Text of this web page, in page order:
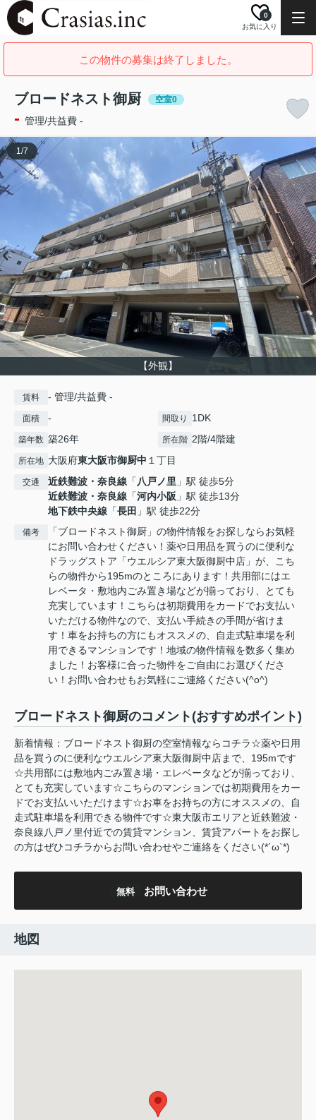
お気に入り
0
この物件の募集は終了しました。
ブロードネスト御厨 空室0
- 管理/共益費 -
【外観】
1/7
賃料 - 管理/共益費 -
面積 - 間取り 1DK
築年数 築26年 所在階 2階/4階建
所在地 大阪府東大阪市御厨中 １丁目
交通 近鉄難波・奈良線 「八戸ノ里 」駅 徒歩5分
近鉄難波・奈良線 「河内小阪 」駅 徒歩13分
地下鉄中央線 「長田 」駅 徒歩22分
備考
「ブロードネスト御厨」の物件情報をお探しならお気軽
にお問い合わせください！薬や日用品を買うのに便利な
ドラッグストア「ウエルシア東大阪御厨中店」が、こち
らの物件から195mのところにあります！共用部にはエ
レベータ・敷地内ごみ置き場などが揃っており、とても
充実しています！こちらは初期費用をカードでお支払い
いただける物件なので、支払い手続きの手間が省けま
す！車をお持ちの方にもオススメの、自走式駐車場を利
用できるマンションです！地域の物件情報を数多く集め
ました！お客様に合った物件をご自由にお選びくださ
い！お問い合わせもお気軽にご連絡ください(^o^)
ブロードネスト御厨のコメント(おすすめポイント)
新着情報：ブロードネスト御厨の空室情報ならコチラ☆薬や日用
品を買うのに便利なウエルシア東大阪御厨中店まで、195mです
☆共用部には敷地内ごみ置き場・エレベータなどが揃っており、
とても充実しています☆こちらのマンションでは初期費用をカー
ドでお支払いいただけます☆お車をお持ちの方にオススメの、自
走式駐車場を利用できる物件です☆東大阪市エリアと近鉄難波・
奈良線八戸ノ里付近での賃貸マンション、賃貸アパートをお探し
の方はぜひコチラからお問い合わせやご連絡をください(*´ω`*)
無料 お問い合わせ
地図